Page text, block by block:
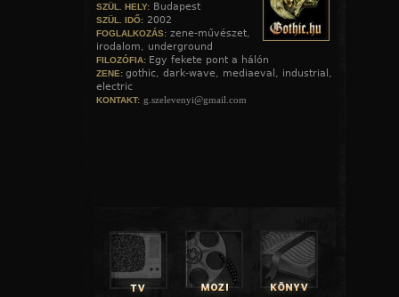
SZÜL. HELY: Budapest
SZÜL. IDŐ: 2002
FOGLALKOZÁS: zene-művészet,
irodalom, underground
FILOZÓFIA: Egy fekete pont a hálón
ZENE: gothic, dark-wave, mediaeval, industrial,
electric
KONTAKT: g.szelevenyi@gmail.com